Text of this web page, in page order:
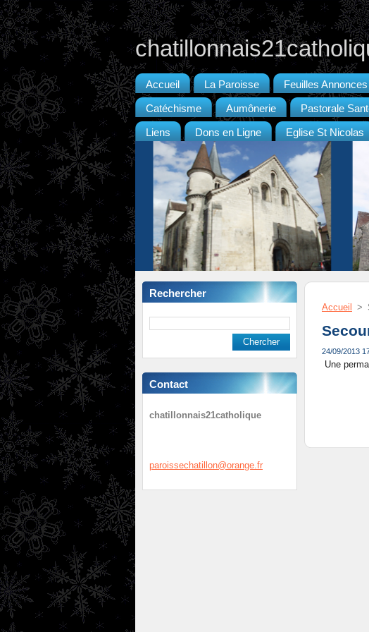
Accueil La Paroisse Feuilles Annonces
Catéchisme Aumônerie Pastorale
Liens Dons en Ligne Eglise St Nicolas
Rechercher
Contact
chatillonnais21catholique
paroissechatillon@orange .fr
Accueil >
24/09/2013
Une